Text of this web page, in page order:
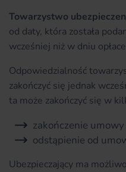
Towarzystwo
od daty, która została
wcześniej niż w dniu
Odpowiedzialność
zakończyć się jednak
ta może zakończyć się w
zakończenie
odstąpienie od
Ubezpieczający ma